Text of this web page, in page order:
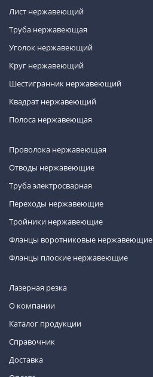
Лист нержавеющий
Труба нержавеющая
Уголок нержавеющий
Круг нержавеющий
Шестигранник нержавеющий
Квадрат нержавеющий
Полоса нержавеющая
Проволока нержавеющая
Отводы нержавеющие
Труба электросварная
Переходы нержавеющие
Тройники нержавеющие
Фланцы воротниковые нержавеющие
Фланцы плоские нержавеющие
Лазерная резка
О компании
Каталог продукции
Справочник
Доставка